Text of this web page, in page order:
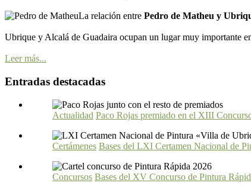
La relación entre Pedro de Matheu y
Ubrique y Alcalá de Guadaira ocupan un lugar muy importante
Leer más...
Entradas destacadas
Actualidad Paco Rojas premiado en el XIII
Certámenes Bases del LXI Certamen Nacional de
Concursos Bases del XV Concurso de Pintura